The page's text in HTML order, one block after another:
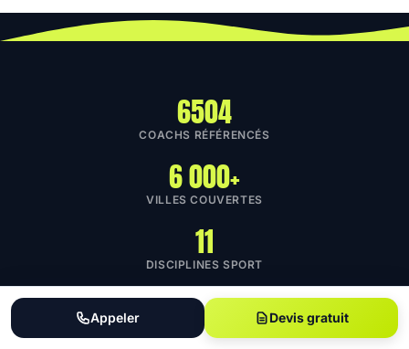
Appeler Devis gratuit
6504
COACHS RÉFÉRENCÉS
6 000+
VILLES COUVERTES
11
DISCIPLINES SPORT
4.8 / 5
NOTE MOYENNE